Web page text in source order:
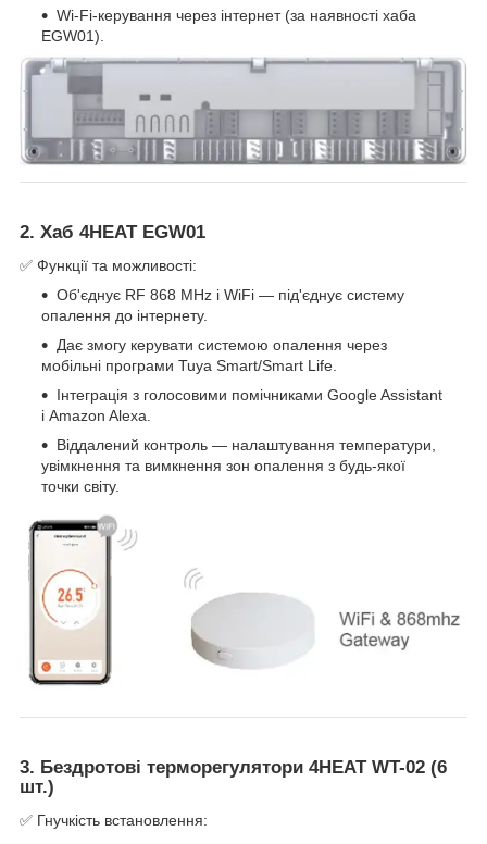
Wi-Fi-керування через інтернет (за наявності хаба
EGW01).
2. Хаб 4HEAT EGW01
✅ Функції та можливості:
Об'єднує RF 868 MHz і WiFi — під'єднує систему
опалення до інтернету.
Дає змогу керувати системою опалення через
мобільні програми Tuya Smart/Smart Life.
Інтеграція з голосовими помічниками Google Assistant
і Amazon Alexa.
Віддалений контроль — налаштування температури,
увімкнення та вимкнення зон опалення з будь-якої
точки світу.
3. Бездротові терморегулятори 4HEAT WT-02 (6
шт.)
✅ Гнучкість встановлення: